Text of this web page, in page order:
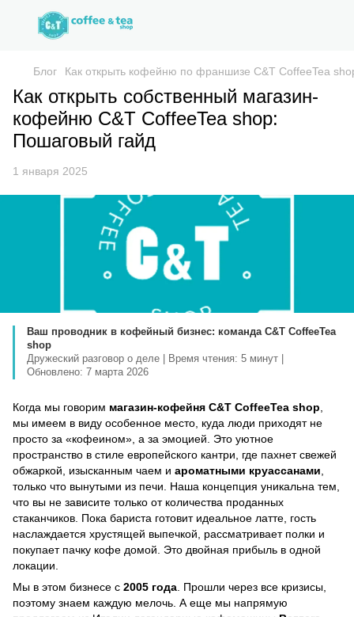
Блог Как открыть кофейню по франшизе C&T CoffeeTea
Как открыть собственный магазин-
кофейню C&T CoffeeTea shop:
Пошаговый гайд
1 января 2025
Ваш проводник в кофейный бизнес: команда C&T CoffeeTea
shop
Дружеский разговор о деле
Время чтения: 5 минут
Обновлено: 7 марта 2026
Когда мы говорим магазин-кофейня C&T CoffeeTea shop,
мы имеем в виду особенное место, куда люди приходят не
просто за «кофеином», а за эмоцией. Это уютное
пространство в стиле европейского кантри, где пахнет свежей
обжаркой, изысканным чаем и ароматными круассанами,
только что вынутыми из печи. Наша концепция уникальна тем,
что вы не зависите только от количества проданных
стаканчиков. Пока бариста готовит идеальное латте, гость
наслаждается хрустящей выпечкой, рассматривает полки и
покупает пачку кофе домой. Это двойная прибыль в одной
локации.
Мы в этом бизнесе с 2005 года. Прошли через все кризисы,
поэтому знаем каждую мелочь. А еще мы напрямую